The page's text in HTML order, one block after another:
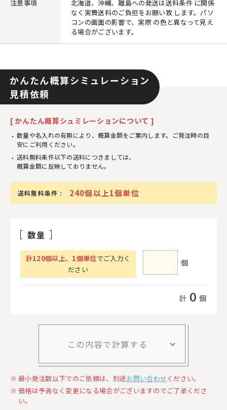
注意事項
北海道、沖縄、離島への発送は送料条件 に関係
なく実費送料のご負担をお願い致 します。パソ
コンの画面の影響で、実際 の色と異なって見え
る場合がございます。
かんたん概算シミュレーション
見積依頼
[ かんたん概算シュミレーションについて ]
数量や名入れの有無により、概算金額をご案内します。ご発注時の目
安にご利用ください。
送料無料条件以下の送料につきましては、
概算金額に反映しておりません。
送料無料条件 : 240個以上1個単位
数量
計120個以上、 1個単位でご入力く
ださい
個
計 0 個
この内容で計算する
最小発注数以下でのご依頼は、別途お問い合わせください。
価格は予告なく変更になる場合がございますのでご了承くださ
い。